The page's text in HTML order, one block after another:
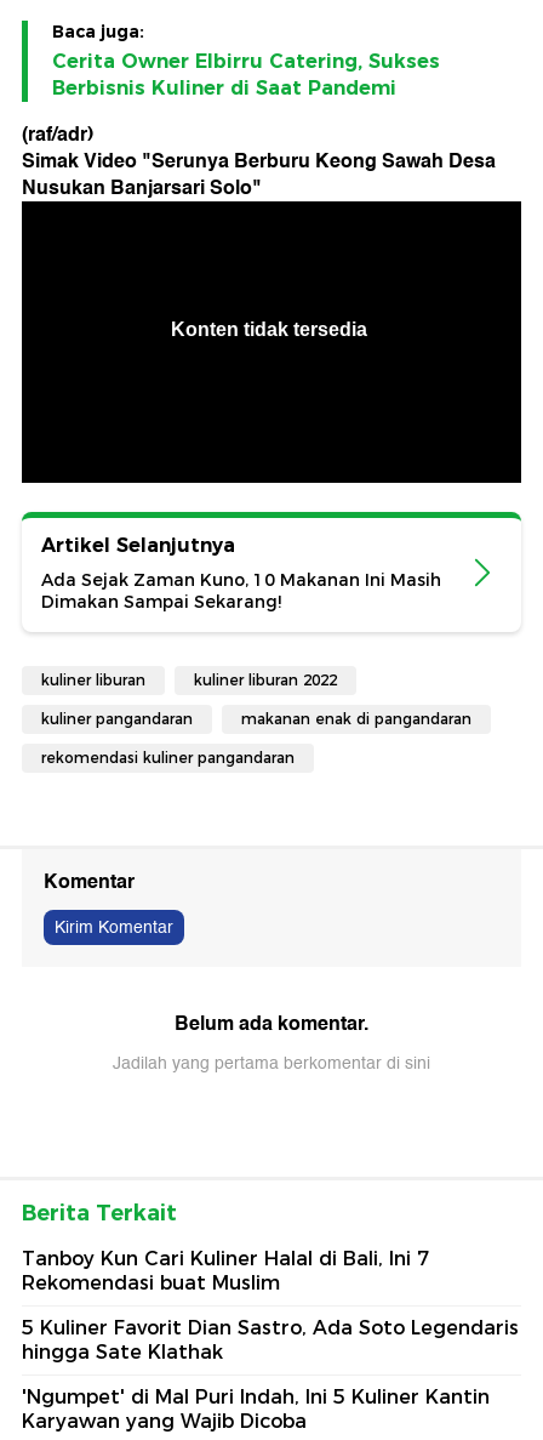
Baca juga:
Cerita Owner Elbirru Catering, Sukses
Berbisnis Kuliner di Saat Pandemi
(raf/adr)
Simak Video "Serunya Berburu Keong Sawah Desa
Nusukan Banjarsari Solo"
Artikel Selanjutnya
Ada Sejak Zaman Kuno, 10 Makanan Ini Masih
Dimakan Sampai Sekarang!
kuliner liburan kuliner liburan 2022
kuliner pangandaran makanan enak di pangandaran
rekomendasi kuliner pangandaran
Komentar
Kirim Komentar
Belum ada komentar.
Jadilah yang pertama berkomentar di sini
Berita Terkait
Tanboy Kun Cari Kuliner Halal di Bali, Ini 7
Rekomendasi buat Muslim
5 Kuliner Favorit Dian Sastro, Ada Soto Legendaris
hingga Sate Klathak
'Ngumpet' di Mal Puri Indah, Ini 5 Kuliner Kantin
Karyawan yang Wajib Dicoba